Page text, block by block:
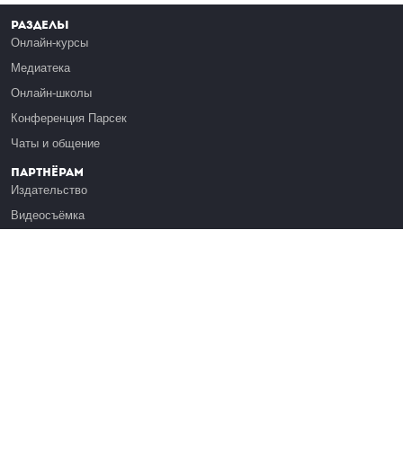
Разделы
Онлайн-курсы
Медиатека
Онлайн-школы
Конференция Парсек
Чаты и общение
Партнёрам
Издательство
Видеосъёмка